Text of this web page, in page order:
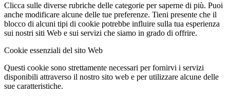
Clicca sulle diverse rubriche delle categorie per saperne di più. Puoi
anche modificare alcune delle tue preferenze. Tieni presente che il
blocco di alcuni tipi di cookie potrebbe influire sulla tua esperienza
sui nostri siti Web e sui servizi che siamo in grado di offrire.
Cookie essenziali del sito Web
Questi cookie sono strettamente necessari per fornirvi i servizi
disponibili attraverso il nostro sito web e per utilizzare alcune delle
sue caratteristiche.